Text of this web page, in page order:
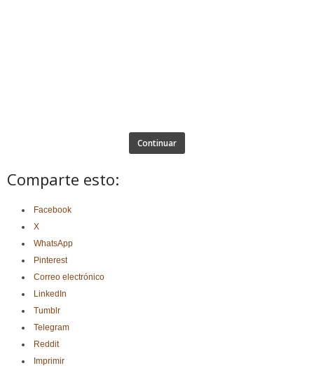
Continuar
Comparte esto:
Facebook
X
WhatsApp
Pinterest
Correo electrónico
LinkedIn
Tumblr
Telegram
Reddit
Imprimir